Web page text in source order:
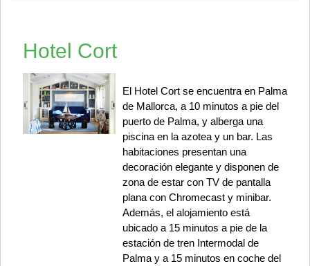
Hotel Cort
El Hotel Cort se encuentra en Palma
de Mallorca, a 10 minutos a pie del
puerto de Palma, y alberga una
piscina en la azotea y un bar. Las
habitaciones presentan una
decoración elegante y disponen de
zona de estar con TV de pantalla
plana con Chromecast y minibar.
Además, el alojamiento está
ubicado a 15 minutos a pie de la
estación de tren Intermodal de
Palma y a 15 minutos en coche del